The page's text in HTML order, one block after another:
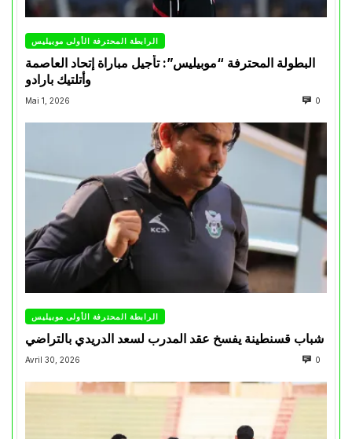
الرابطة المحترفة الأولى موبيليس
البطولة المحترفة “موبيليس”: تأجيل مباراة إتحاد العاصمة
وأتلتيك بارادو
Mai 1, 2026 0
الرابطة المحترفة الأولى موبيليس
شباب قسنطينة يفسخ عقد المدرب لسعد الدريدي بالتراضي
Avril 30, 2026 0